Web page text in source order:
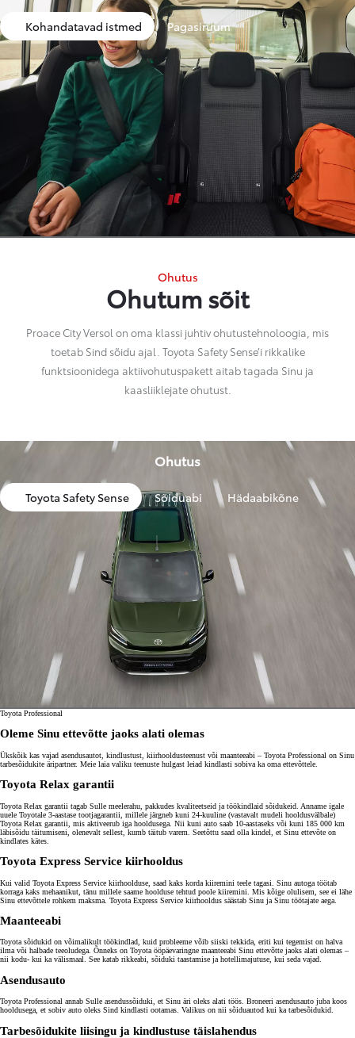
Kohandatavad istmed Pagasiruum
Ohutus
Ohutum sõit
Proace City Versol on oma klassi juhtiv ohutustehnoloogia, mis
toetab Sind sõidu ajal. Toyota Safety Sense’i rikkalike
funktsioonidega aktiivohutuspakett aitab tagada Sinu ja
kaasliiklejate ohutust.
Ohutus
Toyota Safety Sense Sõiduabi Hädaabikõne
Toyota Professional
Oleme Sinu ettevõtte jaoks alati olemas
Ükskõik kas vajad asendusautot, kindlustust, kiirhooldusteenust või maanteeabi – Toyota Professional on Sinu
tarbesõidukite äripartner. Meie laia valiku teenuste hulgast leiad kindlasti sobiva ka oma ettevõttele.
Toyota Relax garantii
Toyota Relax garantii tagab Sulle meelerahu, pakkudes kvaliteetseid ja töökindlaid sõidukeid. Anname igale
uuele Toyotale 3-aastase tootjagarantii, millele järgneb kuni 24-kuuline (vastavalt mudeli hooldusvälbale)
Toyota Relax garantii, mis aktiveerub iga hooldusega. Nii kuni auto saab 10-aastaseks või kuni 185 000 km
läbisõidu täitumiseni, olenevalt sellest, kumb täitub varem. Seetõttu saad olla kindel, et Sinu ettevõte on
kindlates kätes.
Toyota Express Service kiirhooldus
Kui valid Toyota Express Service kiirhoolduse, saad kaks korda kiiremini teele tagasi. Sinu autoga töötab
korraga kaks mehaanikut, tänu millele saame hoolduse tehtud poole kiiremini. Mis kõige olulisem, see ei lähe
Sinu ettevõttele rohkem maksma. Toyota Express Service kiirhooldus säästab Sinu ja Sinu töötajate aega.
Maanteeabi
Toyota sõidukid on võimalikult töökindlad, kuid probleeme võib siiski tekkida, eriti kui tegemist on halva
ilma või halbade teeoludega. Õnneks on Toyota ööpäevaringne maanteeabi Sinu ettevõtte jaoks alati olemas –
nii kodu- kui ka välismaal. See katab rikkeabi, sõiduki taastamise ja hotellimajutuse, kui seda vajad.
Asendusauto
Toyota Professional annab Sulle asendussõiduki, et Sinu äri oleks alati töös. Broneeri asendusauto juba koos
hooldusega, et sobiv auto oleks Sind kindlasti ootamas. Valikus on nii sõiduautod kui ka tarbesõidukid.
Tarbesõidukite liisingu ja kindlustuse täislahendus